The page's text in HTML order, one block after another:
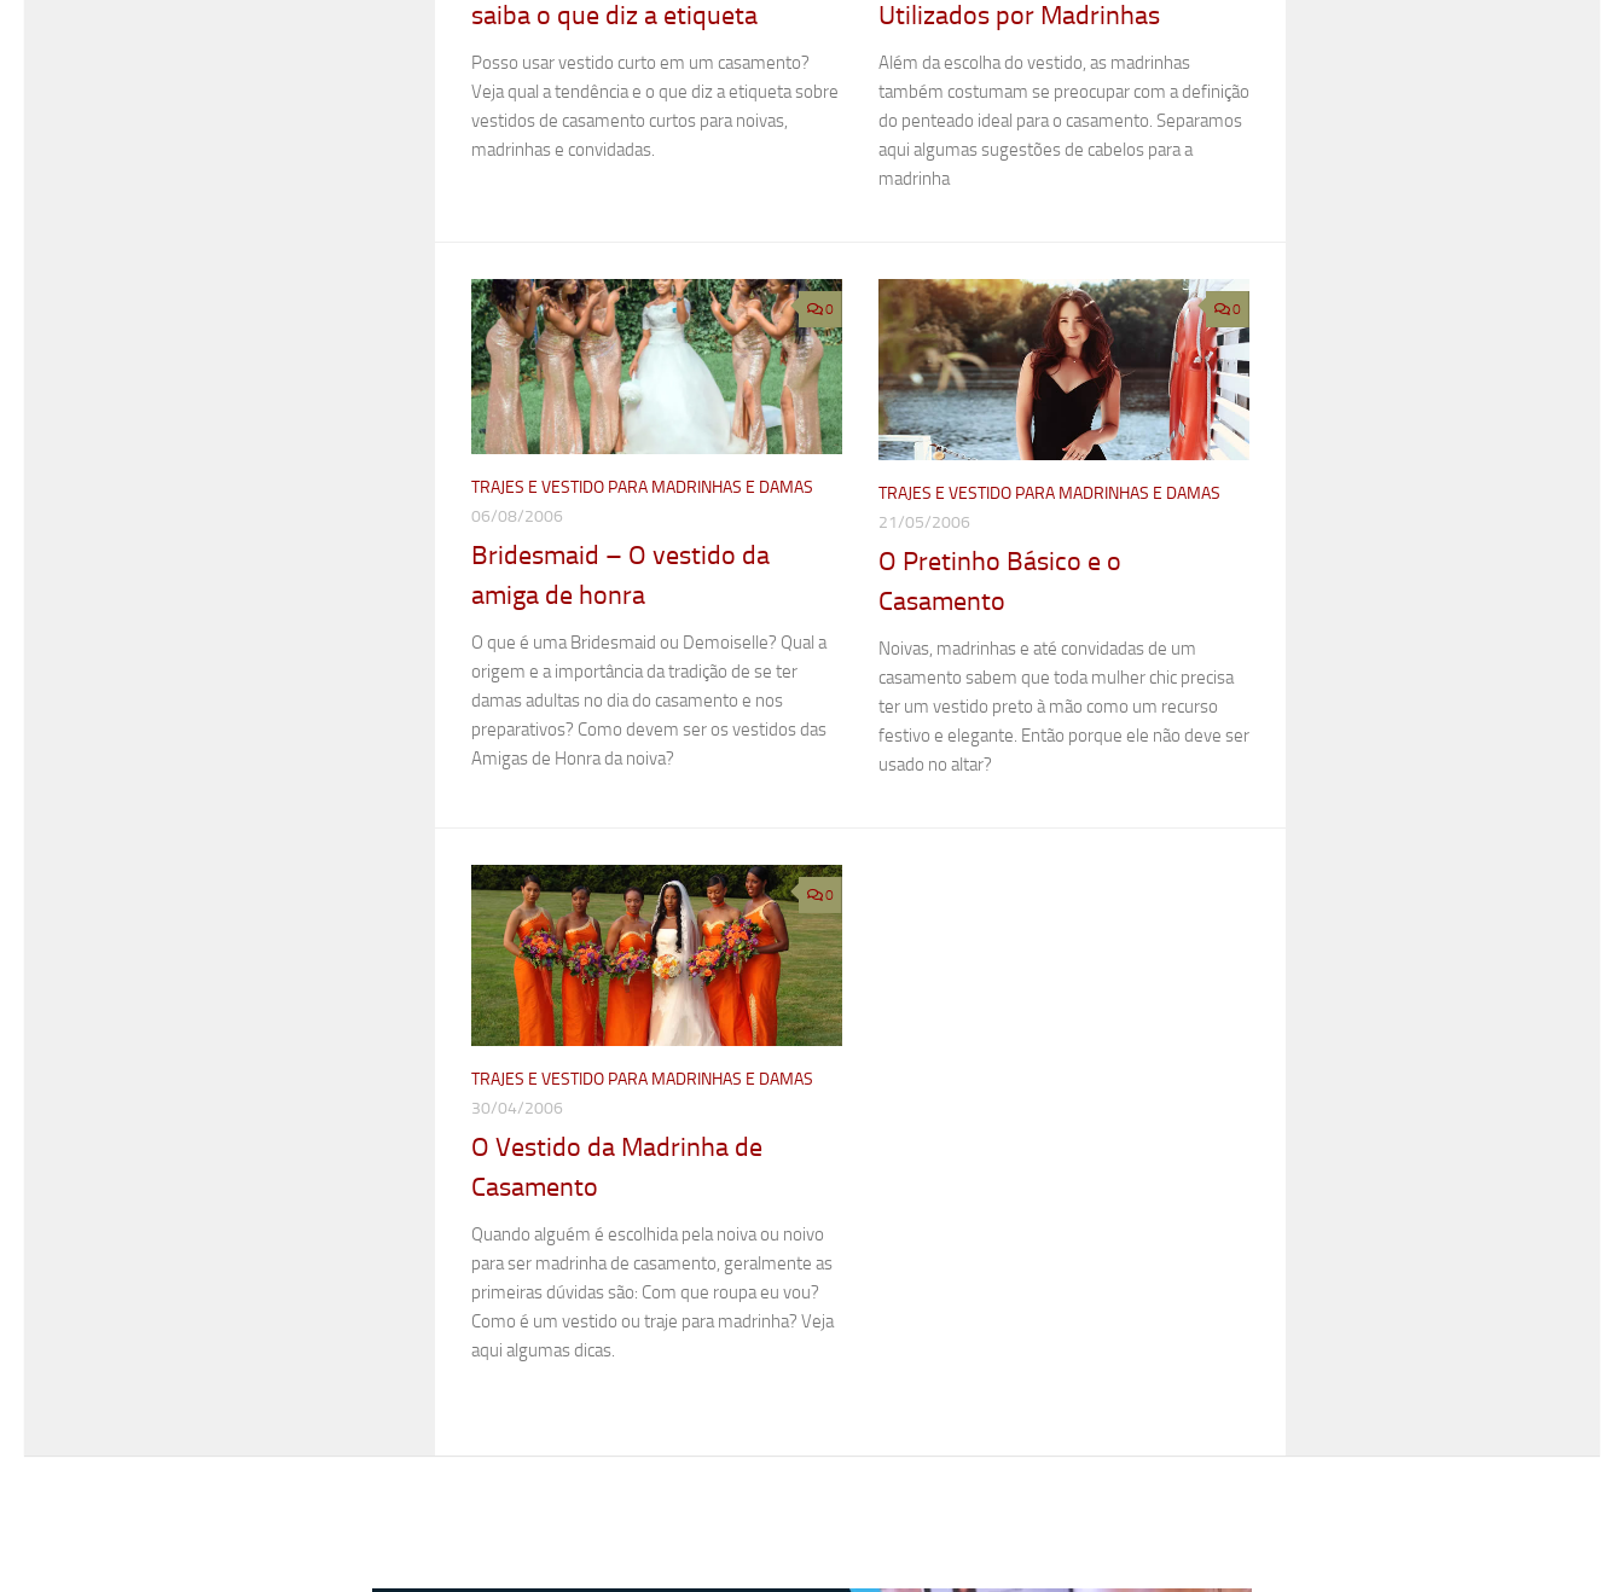
saiba o que diz a etiqueta
Posso usar vestido curto em um casamento?
Veja qual a tendência e o que diz a etiqueta sobre
vestidos de casamento curtos para noivas,
madrinhas e convidadas.
Utilizados por Madrinhas
Além da escolha do vestido, as madrinhas
também costumam se preocupar com a definição
do penteado ideal para o casamento. Separamos
aqui algumas sugestões de cabelos para a
madrinha
0
TRAJES E VESTIDO PARA MADRINHAS E DAMAS
06/08/2006
Bridesmaid – O vestido da
amiga de honra
O que é uma Bridesmaid ou Demoiselle? Qual a
origem e a importância da tradição de se ter
damas adultas no dia do casamento e nos
preparativos? Como devem ser os vestidos das
Amigas de Honra da noiva?
0
TRAJES E VESTIDO PARA MADRINHAS E DAMAS
21/05/2006
O Pretinho Básico e o
Casamento
Noivas, madrinhas e até convidadas de um
casamento sabem que toda mulher chic precisa
ter um vestido preto à mão como um recurso
festivo e elegante. Então porque ele não deve ser
usado no altar?
0
TRAJES E VESTIDO PARA MADRINHAS E DAMAS
30/04/2006
O Vestido da Madrinha de
Casamento
Quando alguém é escolhida pela noiva ou noivo
para ser madrinha de casamento, geralmente as
primeiras dúvidas são: Com que roupa eu vou?
Como é um vestido ou traje para madrinha? Veja
aqui algumas dicas.